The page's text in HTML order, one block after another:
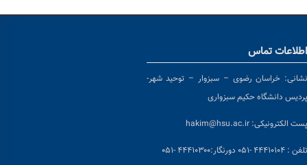
اطلاعات تماس
نشانی: خراسان رضوی – سبزوار – توحید شهر-
پردیس دانشگاه حکیم سبزواری
پست الکترونیکی: hakim@hsu.ac.ir
تلفن : ۴۴۴۱۰۱۰۴ -۰۵۱ دورنگار:۴۴۴۱۰۳۰۰ -۰۵۱